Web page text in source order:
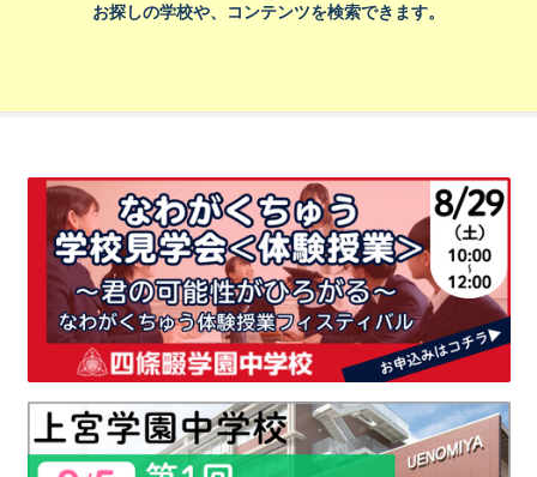
お探しの学校や、コンテンツを検索できます。